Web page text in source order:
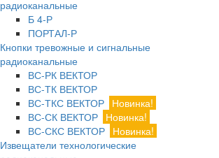
радиоканальные
Б 4-Р
ПОРТАЛ-Р
Кнопки тревожные и сигнальные
радиоканальные
ВС-РК ВЕКТОР
ВС-ТК ВЕКТОР
ВС-ТКС ВЕКТОР Новинка!
ВС-СК ВЕКТОР Новинка!
ВС-СКС ВЕКТОР Новинка!
Извещатели технологические